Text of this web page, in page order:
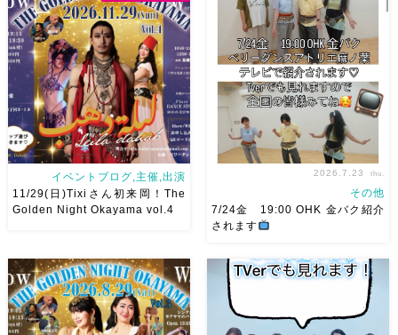
うに
ご予約はメッセージく
ださい
お待ちしています
Ashraqat Show Schedule
岡山・8/22(土) […]
太鼓も叩くよー！私たちは
18:40頃から出演です屋台も出
てとても楽しいお祭りになりそ
う
私たちも踊った後は祭り
を楽しみます
遊びにいら
[…]
2026/11/29(日)Tixiさん初来
岡！The Golden Night
Okayama vol.4 本日8/1よりお
申し込みスタートです
【
イベントブログ,主催,出演
11/29(日)Tixiさん初来岡！The
Golden Night Okayama vol.4
7/24金 19:00 OHK 金バクベ
リーダンスアトリエ麻ノ葉テレ
ビで紹介されます♡ Tverでも
見れますので全国の皆様みてね
2026.7.23 thu.
その他
7/24金 19:00 OHK 金バク紹介
されます